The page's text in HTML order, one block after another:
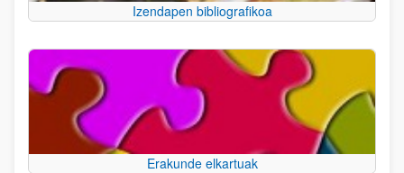
Izendapen bibliografikoa
Erakunde elkartuak